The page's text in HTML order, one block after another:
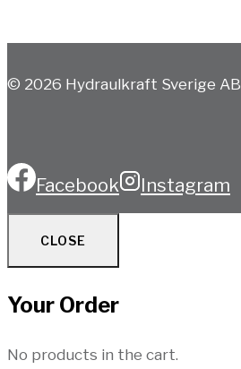
© 2026 Hydraulkraft Sverige AB
Facebook Instagram
CLOSE
Your Order
No products in the cart.